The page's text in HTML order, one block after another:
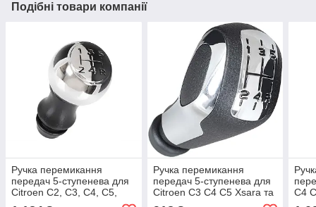
Подібні товари компанії
Ручка перемикання
передач 5-ступенева для
Citroen C2, C3, C4, C5,
Xsara (1997–2010), хром і
Ручка перемикання
передач 5-ступенева для
Citroen C3 C4 C5 Xsara та
Peugeot 207 208 307 308
C4